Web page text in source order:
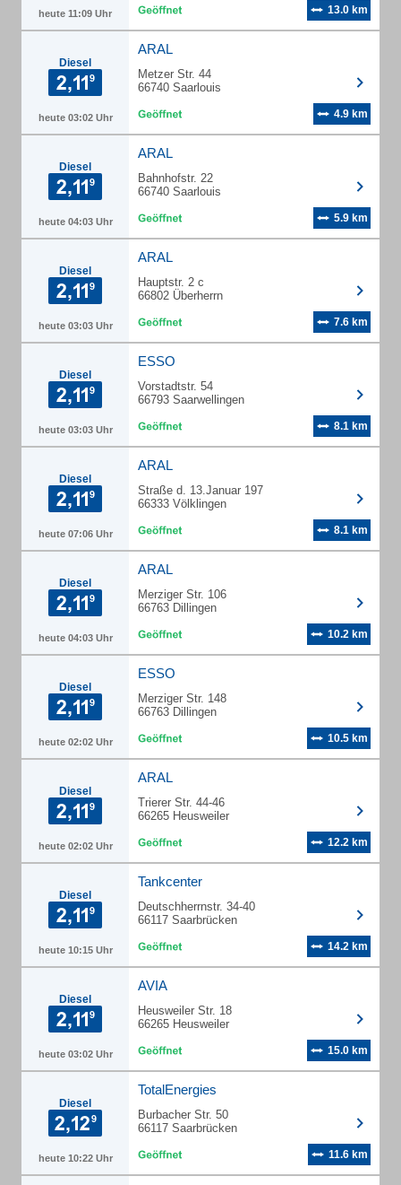
heute 11:09 Uhr 13.0 km
Diesel
heute 03:02 Uhr
ARAL
Metzer Str. 44
66740 Saarlouis
4.9 km
Diesel
heute 04:03 Uhr
ARAL
Bahnhofstr. 22
66740 Saarlouis
5.9 km
Diesel
heute 03:03 Uhr
ARAL
Hauptstr. 2 c
66802 Überherrn
7.6 km
Diesel
heute 03:03 Uhr
ESSO
Vorstadtstr. 54
66793 Saarwellingen
8.1 km
Diesel
heute 07:06 Uhr
ARAL
Straße d. 13.Januar 197
66333 Völklingen
8.1 km
Diesel
heute 04:03 Uhr
ARAL
Merziger Str. 106
66763 Dillingen
10.2 km
Diesel
heute 02:02 Uhr
ESSO
Merziger Str. 148
66763 Dillingen
10.5 km
Diesel
heute 02:02 Uhr
ARAL
Trierer Str. 44-46
66265 Heusweiler
12.2 km
Diesel
heute 10:15 Uhr
Tankcenter
Deutschherrnstr. 34-40
66117 Saarbrücken
14.2 km
Diesel
heute 03:02 Uhr
AVIA
Heusweiler Str. 18
66265 Heusweiler
15.0 km
Diesel
heute 10:22 Uhr
TotalEnergies
Burbacher Str. 50
66117 Saarbrücken
11.6 km